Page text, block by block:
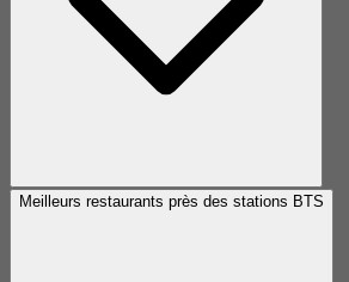
Meilleurs restaurants près des stations BTS